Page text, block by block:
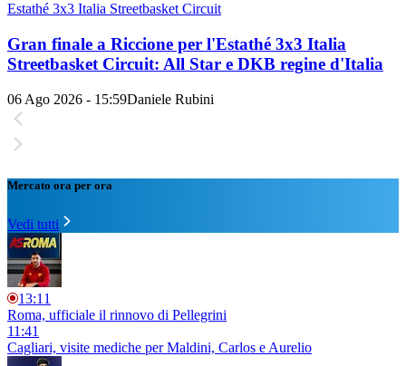
Estathé 3x3 Italia Streetbasket Circuit
Gran finale a Riccione per l'Estathé 3x3 Italia
Streetbasket Circuit: All Star e DKB regine d'Italia
06 Ago 2026 - 15:59Daniele Rubini
Mercato ora per ora
Vedi tutti
13:11
Roma, ufficiale il rinnovo di Pellegrini
11:41
Cagliari, visite mediche per Maldini, Carlos e Aurelio